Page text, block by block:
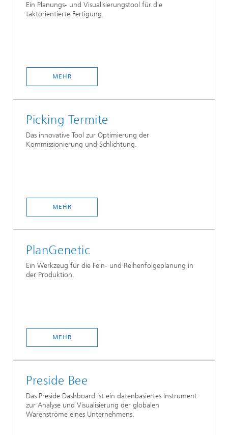
Ein Planungs- und Visualisierungstool für die
taktorientierte Fertigung.
MEHR
Picking Termite
Das innovative Tool zur Optimierung der
Kommissionierung und Schlichtung.
MEHR
PlanGenetic
Ein Werkzeug für die Fein- und Reihenfolgeplanung in
der Produktion.
MEHR
Preside Bee
Das Preside Dashboard ist ein datenbasiertes Instrument
zur Analyse und Visualisierung der globalen
Warenströme eines Unternehmens.